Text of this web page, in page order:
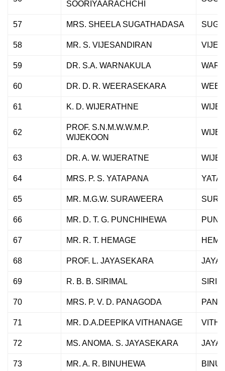
SOORIYAARACHCHI
57 MRS. SHEELA SUGATHADASA
58 MR. S. VIJESANDIRAN
59 DR. S.A. WARNAKULA
60 DR. D. R. WEERASEKARA
61 K. D. WIJERATHNE
62
PROF. S.N.M.W.W.M.P.
WIJEKOON
63 DR. A. W. WIJERATNE
64 MRS. P. S. YATAPANA
65 MR. M.G.W. SURAWEERA
66 MR. D. T. G. PUNCHIHEWA
67 MR. R. T. HEMAGE
68 PROF. L. JAYASEKARA
69 R. B. B. SIRIMAL
70 MRS. P. V. D. PANAGODA
71 MR. D.A.DEEPIKA VITHANAGE
72 MS. ANOMA. S. JAYASEKARA
73 MR. A. R. BINUHEWA